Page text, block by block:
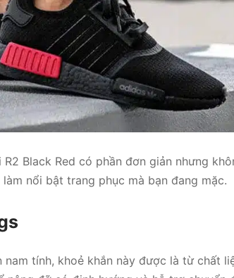
Black Red có phần đơn giản nhưng
nổi bật trang phục mà bạn đang mặc.
nam tính, khoẻ khắn này được là từ chất